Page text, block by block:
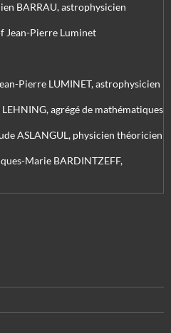
BARRAU, astrophysicien
Jean-Pierre Luminet
Pierre LUMINET, astrophysicien
agrégé de mathématiques
ASLANGUL, physicien théoricien
Marie BARDINTZEFF,